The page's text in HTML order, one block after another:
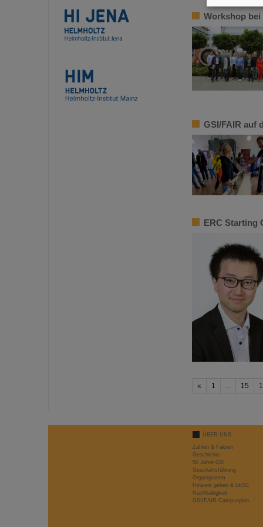
Workshop
GSI/FAIR auf
ERC Starting
« 1 ... 15
ÜBER UNS
Zahlen & Fakten
Geschichte
50 Jahre GSI
Geschäftsführung
Organigramm
Hinweis geben & LkSG
Nachhaltigkeit
GSI/FAIR-Campusplan